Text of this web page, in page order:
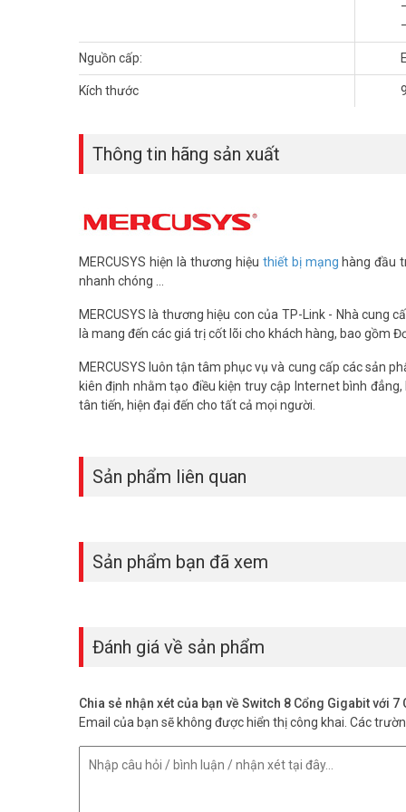
Nguồn qua Ethernet: Hai cáp trong một
Hiệu quả chi phí:Việc loại bỏ các dây cáp và bộ đổi
Linh Hoạt:Việc triển khai trong những tình huống phức
IEEE 802.3af/at:Các cổng PoE tuân thủ các thiết bị có
Tầm xa lên đến 250 m với chế độ mở
lý tưởng để lắp đặt camera giám sát trên diện tích rộng.
Nguồn cấp:
Kích thước
Thông tin hãng sản xuất
MERCUSYS hiện là thương hiệu thiết bị mạng hàng đầu
nhanh chóng ...
MERCUSYS là thương hiệu con của TP-Link - Nhà cung
là mang đến các giá trị cốt lõi cho khách hàng, bao gồm
MERCUSYS luôn tận tâm phục vụ và cung cấp các sản
kiên định nhằm tạo điều kiện truy cập Internet bình
tân tiến, hiện đại đến cho tất cả mọi người.
Sản phẩm liên quan
Sản phẩm bạn đã xem
Đánh giá về sản phẩm
Chia sẻ nhận xét của bạn về Switch 8 Cổng Gigabit với
Email của bạn sẽ không được hiển thị công khai. Các